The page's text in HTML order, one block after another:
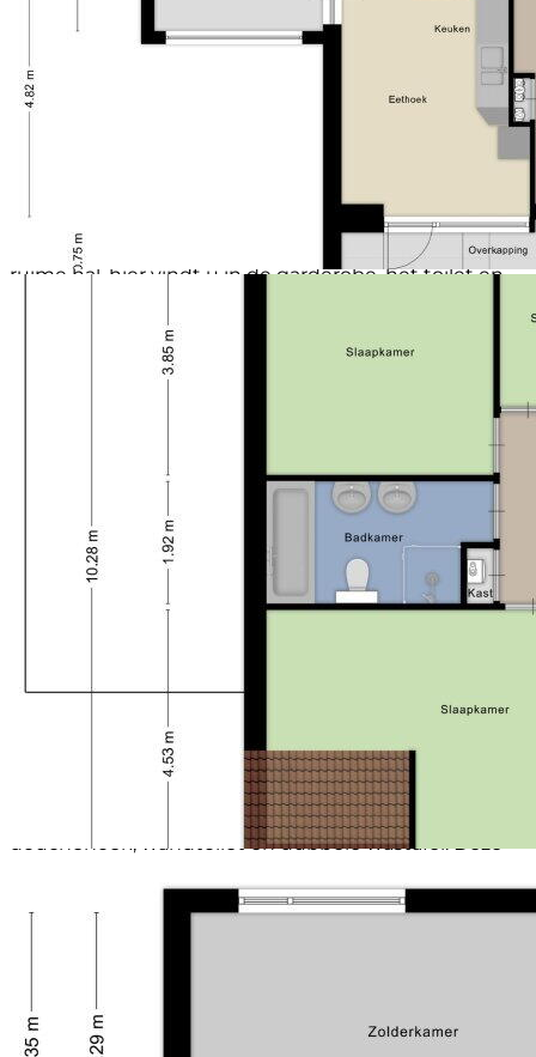
buitenkans. Tel daar de zonnige tuin(en), de fijne
buren en het groene uitzicht bij op, en je weet dat je
lang zult genieten van dit heerlijke huis. Spreekt deze
woning jou aan en zie jij jezelf hier al wonen (met je
gezin)? Wacht dan niet te lang en plan vandaag nog
Indeling begane grond:
Wanneer u binnenkomt in de woning betreedt u de
ruime hal, hier vindt u in de garderobe, het toilet en
woonkamer. Wanneer u de tuingerichte woonkamer
binnenkomt, valt meteen de hoeveelheid daglicht
op. Aan de achterzijde zijn er kamerhoge ramen
verbinding met de woonkamer, heeft ruimte voor
een prima eetkamertafel en is voorzien van alle
gemakken zoals gaskookplaat met afzuigkap, een
oven, vaatwasser en koelkast. Vanuit de keuken kunt
u tevens de garage bereiken. Via de openslaande
deuren in de woonkamer komt u in de heerlijk ruime
achtertuin met een besloten karakter, veel privacy,
Via de trap in de hal komt u op de overloop v.v. kast
met cv-ketel, 3 ruime slaapkamers waarvan de
grootste slaapkamer nog bergruimte achter de
knieschotten heeft. Op deze verdieping vindt u ook
een heerlijk ruime badkamer met ligbad,
douchehoek, wandtoilet en dubbele wastafel. Deze
2e verdieping:
knieschotten en de WTW-unit.
Soort parkeergelegenheid Openbaar parkeren